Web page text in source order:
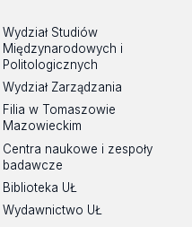
Wydział Studiów
Międzynarodowych i
Politologicznych
Wydział Zarządzania
Filia w Tomaszowie
Mazowieckim
Centra naukowe i zespoły
badawcze
Biblioteka UŁ
Wydawnictwo UŁ